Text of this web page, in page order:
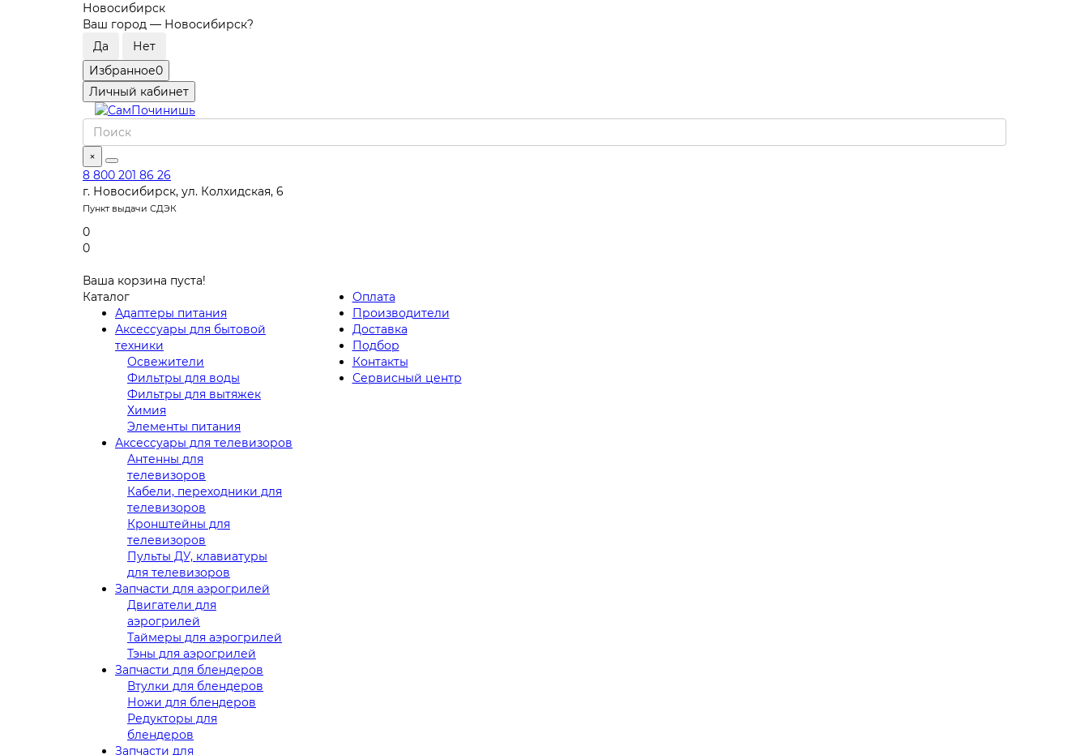
Новосибирск
Ваш город — Новосибирск?
Избранное0
Личный кабинет
×
8 800 201 86 26
г. Новосибирск, ул. Колхидская, 6
Пункт выдачи СДЭК
0
0
Ваша корзина пуста!
Каталог
Адаптеры питания
Аксессуары для бытовой
техники
Освежители
Фильтры для воды
Фильтры для вытяжек
Химия
Элементы питания
Аксессуары для телевизоров
Антенны для
телевизоров
Кабели, переходники для
телевизоров
Кронштейны для
телевизоров
Пульты ДУ, клавиатуры
для телевизоров
Запчасти для аэрогрилей
Двигатели для
аэрогрилей
Таймеры для аэрогрилей
Тэны для аэрогрилей
Запчасти для блендеров
Втулки для блендеров
Ножи для блендеров
Редукторы для
блендеров
Запчасти для
Оплата
Производители
Доставка
Подбор
Контакты
Сервисный центр